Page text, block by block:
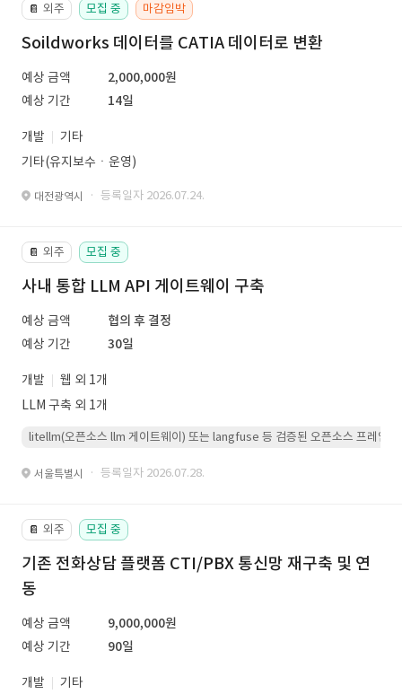
📔 외주 모집 중 마감임박
Soildworks 데이터를 CATIA 데이터로 변환
예상 금액
2,000,000원
예상 기간
14일
개발
기타
기타(유지보수ㆍ운영)
대전광역시 · 등록일자 2026.07.24.
📔 외주 모집 중
사내 통합 LLM API 게이트웨이 구축
예상 금액
협의 후 결정
예상 기간
30일
개발
웹 외 1개
LLM 구축 외 1개
litellm(오픈소스 llm 게이트웨이) 또는 langfuse 등 검증된 오픈소스 프레임워
서울특별시 · 등록일자 2026.07.28.
📔 외주 모집 중
기존 전화상담 플랫폼 CTI/PBX 통신망 재구축 및 연
동
예상 금액
9,000,000원
예상 기간
90일
개발
기타